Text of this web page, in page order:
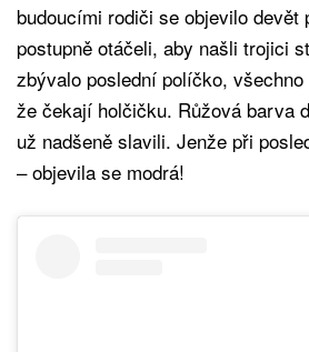
budoucími rodiči se objevilo devět
postupně otáčeli, aby našli trojici
zbývalo poslední políčko,
že čekají holčičku. Růžová barva
už nadšeně slavili. Jenže při
– objevila se modrá!